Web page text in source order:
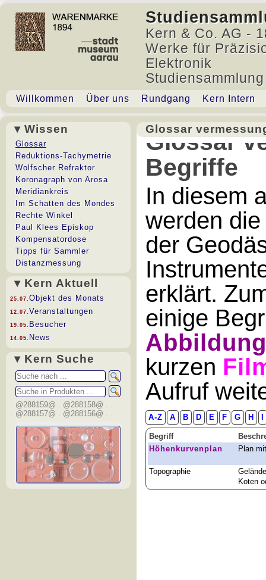
Kern & Co. AG -
Werke für
Elektronik
Willkommen Über uns Rundgang Kern Intern
▾ Wissen
Glossar
Reduktions-Tachymetrie
Wolfscher Refraktor
Koronagraph von Arosa
Meridiankreis
Im Schatten des Mondes
Rechte Winkel
Paul Klees Episkop
Kompensatordose
Tipps für Sammler
Distanzmessung
▾ Kern Aktuell
25.07. Objekt des Monats
12.07. Veranstaltungen
19.05. Besucher
14.05. News
▾ Kern Suche
@288159@ . @288158@ .
@288157@ . @288156@ .
Glossar
Glossar
Begriffe
In diesem
werden
der
erklärt.
einige
kurzen
Aufruf
A-Z A B D E F G H
Begriff
Höhenkurvenplan
Plan
Topographie
Koten